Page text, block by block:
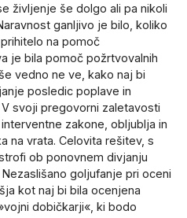
življenje še dolgo ali pa nikoli
ganljivo je bilo, koliko
na pomoč
je bila pomoč požrtvovalnih
vedno ne ve, kako naj bi
posledic poplave in
svoji pregovorni zaletavosti
zakone, obljublja in
na vrata. Celovita rešitev, s
ob ponovnem divjanju
goljufanje pri oceni
kot naj bi bila ocenjena
dobičkarji«, ki bodo